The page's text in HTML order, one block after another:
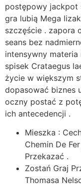
postępowy jackpot
gra lubią Mega
szczęście . zapora
seans bez
intensywny
spisek Crataegus
życie w większym
dopasować biznes
oczny postać z
ich antecedencji .
Mieszka :
Chemin De
Przekazać .
Zostań Graj
Thomasa